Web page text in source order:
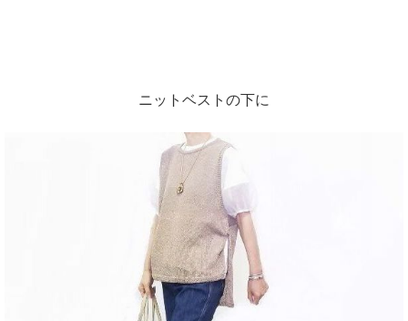
ニットベストの下に